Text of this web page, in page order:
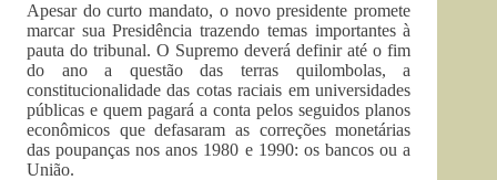
Apesar do curto mandato, o novo presidente promete
marcar sua Presidência trazendo temas importantes à
pauta do tribunal. O Supremo deverá definir até o fim
do ano a questão das terras quilombolas, a
constitucionalidade das cotas raciais em universidades
públicas e quem pagará a conta pelos seguidos planos
econômicos que defasaram as correções monetárias
das poupanças nos anos 1980 e 1990: os bancos ou a
União.